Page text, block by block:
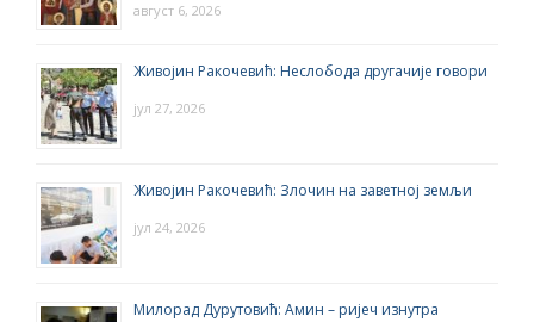
август 6, 2026
Живојин Ракочевић: Неслобода другачије говори
јул 27, 2026
Живојин Ракочевић: Злочин на заветној земљи
јул 24, 2026
Милорад Дурутовић: Амин – ријеч изнутра